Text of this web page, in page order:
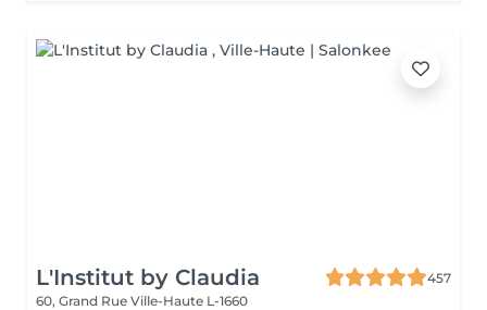
L'Institut by Claudia
457
60, Grand Rue Ville-Haute L-1660